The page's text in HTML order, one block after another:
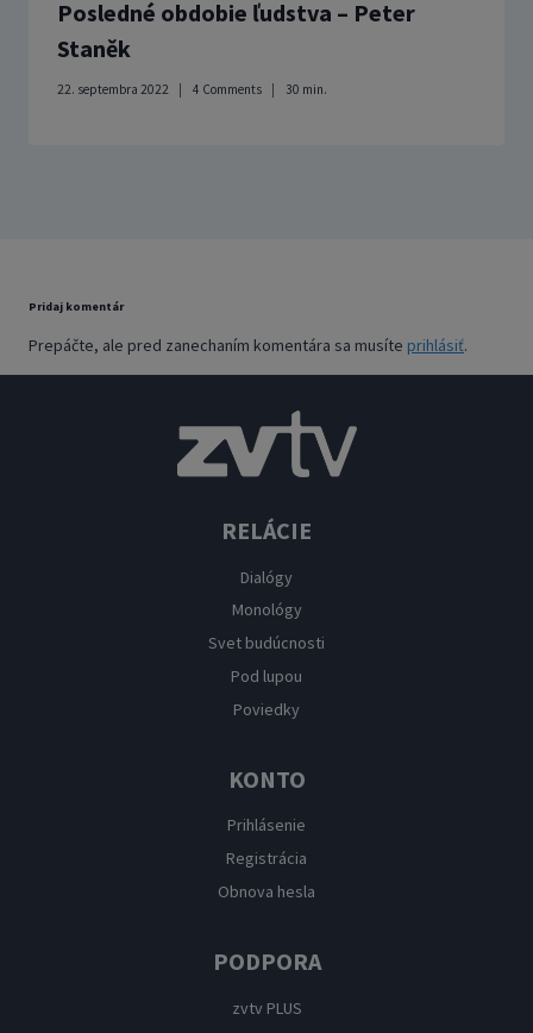
Posledné obdobie ľudstva – Peter
Staněk
22. septembra 2022 4 Comments 30 min.
Pridaj komentár
Prepáčte, ale pred zanechaním komentára sa musíte prihlásiť.
RELÁCIE
Dialógy
Monológy
Svet budúcnosti
Pod lupou
Poviedky
KONTO
Prihlásenie
Registrácia
Obnova hesla
PODPORA
zvtv PLUS